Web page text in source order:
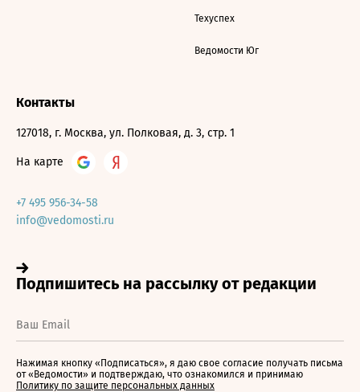
Техуспех
Ведомости Юг
Контакты
127018, г. Москва, ул. Полковая, д. 3, стр. 1
На карте
+7 495 956-34-58
info@vedomosti.ru
Нажимая кнопку «Подписаться», я даю свое согласие получать письма
от «Ведомости» и подтверждаю, что ознакомился и принимаю
Политику по защите персональных данных